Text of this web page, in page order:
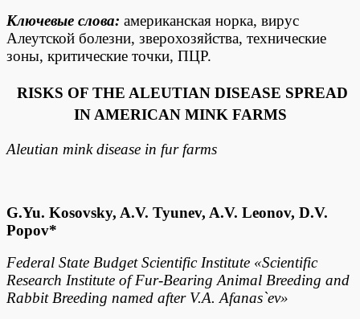
Ключевые слова: американская норка, вирус
Алеутской болезни, зверохозяйства, технические
зоны, критические точки, ПЦР.
RISKS OF THE ALEUTIAN DISEASE SPREAD
IN AMERICAN MINK FARMS
Aleutian mink disease in fur farms
G.Yu. Kosovsky, A.V. Tyunev, A.V. Leonov, D.V.
Popov*
Federal State Budget Scientific Institute «Scientific
Research Institute of Fur-Bearing Animal Breeding and
Rabbit Breeding named after V.A. Afanas`ev»